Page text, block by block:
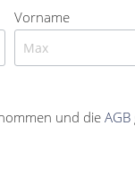
Vorname
und die AGB